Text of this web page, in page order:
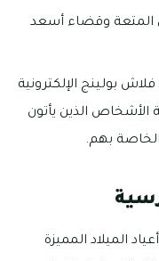
المتعة وقضاء أسعد
بولينج الإلكترونية
الذين يأتون
بهم.
الميلاد المميزة